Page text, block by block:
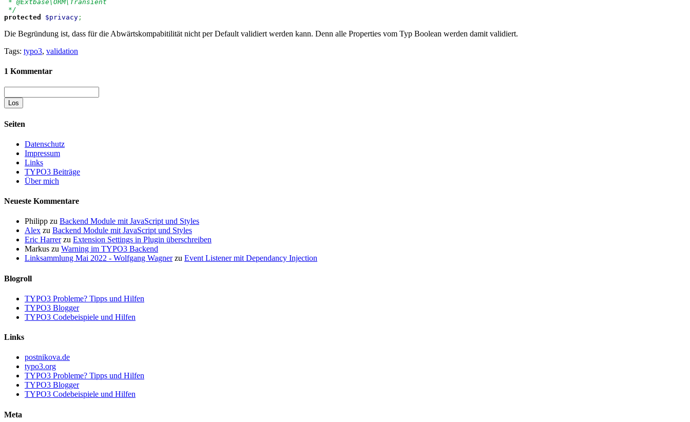
* @Extbase\ORM\Transient
*/
protected
$privacy ;
Die Begründung ist, dass für die Abwärtskompabitilität nicht per Default validiert werden kann. Denn alle Properties vom Typ Boolean werden damit validiert.
Tags: typo3, validation
1 Kommentar
Seiten
Datenschutz
Impressum
Links
TYPO3 Beiträge
Über mich
Neueste Kommentare
Philipp zu Backend Module mit JavaScript und Styles
Alex zu Backend Module mit JavaScript und Styles
Eric Harrerzu Extension Settings in Plugin überschreiben
Markus zu Warning im TYPO3 Backend
Linksammlung Mai 2022 - Wolfgang Wagnerzu Event Listener mit Dependancy Injection
Blogroll
TYPO3 Probleme? Tipps und Hilfen
TYPO3 Blogger
TYPO3 Codebeispiele und Hilfen
Links
postnikova.de
typo3.org
TYPO3 Probleme? Tipps und Hilfen
TYPO3 Blogger
TYPO3 Codebeispiele und Hilfen
Meta